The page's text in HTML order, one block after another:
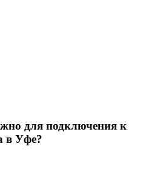
для подключения к
в Уфе?